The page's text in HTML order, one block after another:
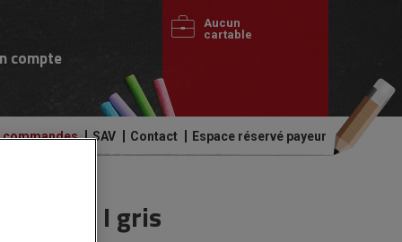
compte
Aucun
cartable
commandes SAV Contact Espace réservé payeur
pied I gris